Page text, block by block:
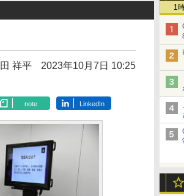
1
祥平 2023年10月7日 10:25
note LinkedIn